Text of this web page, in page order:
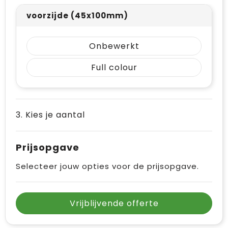
Vrije tijd en Strand
Winterse inspiratie
Themapakketten
Draagtassen
Trolleys
Goodiebags
voorzijde (45x100mm)
Onbewerkt
Full colour
3. Kies je aantal
Prijsopgave
Selecteer jouw opties voor de prijsopgave.
Vrijblijvende offerte